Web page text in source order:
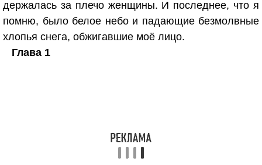
держалась за плечо женщины. И последнее, что я
помню, было белое небо и падающие безмолвные
хлопья снега, обжигавшие моё лицо.
Глава 1